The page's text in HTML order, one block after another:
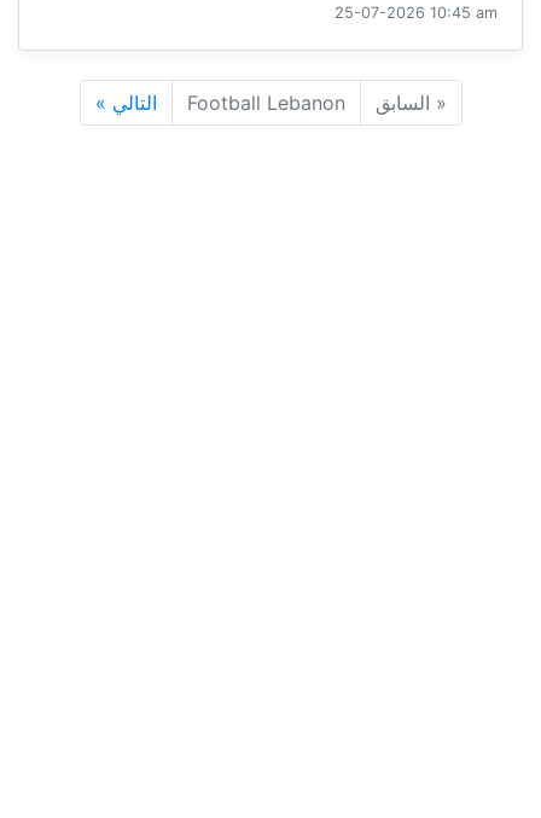
25-07-2026 10:45 am
« السابق Football Lebanon التالي »